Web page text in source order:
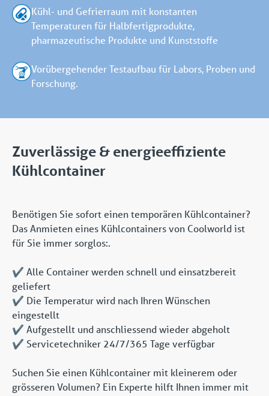
Kühl- und Gefrierraum mit konstanten
Temperaturen für Halbfertigprodukte,
pharmazeutische Produkte und Kunststoffe
Vorübergehender Testaufbau für Labors, Proben und
Forschung.
Zuverlässige & energieeffiziente
Kühlcontainer
Benötigen Sie sofort einen temporären Kühlcontainer?
Das Anmieten eines Kühlcontainers von Coolworld ist
für Sie immer sorglos:.
✔️ Alle Container werden schnell und einsatzbereit
geliefert
✔️ Die Temperatur wird nach Ihren Wünschen
eingestellt
✔️ Aufgestellt und anschliessend wieder abgeholt
✔️ Servicetechniker 24/7/365 Tage verfügbar
Suchen Sie einen Kühlcontainer mit kleinerem oder
grösseren Volumen? Ein Experte hilft Ihnen immer mit